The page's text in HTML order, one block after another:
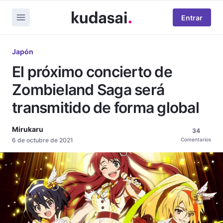
Entrar
Japón
El próximo concierto de
Zombieland Saga será
transmitido de forma global
Mirukaru
6 de octubre de 2021
34
Comentarios